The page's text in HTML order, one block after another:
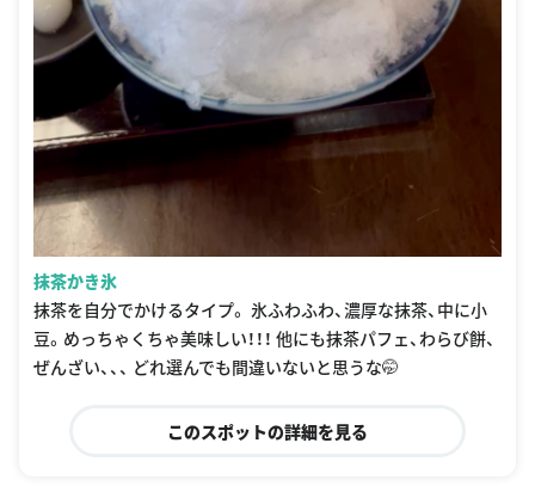
抹茶かき氷
抹茶を自分でかけるタイプ。 氷ふわふわ、濃厚な抹茶、中に小
豆。めっちゃくちゃ美味しい！！！ 他にも抹茶パフェ、わらび餅、
ぜんざい、、、 どれ選んでも間違いないと思うな🤭
このスポットの詳細を見る